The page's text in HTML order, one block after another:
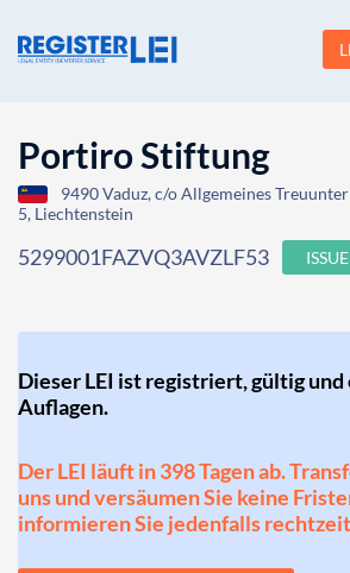
Portiro Stiftung
9490 Vaduz, c/o Allgemeines
5, Liechtenstein
5299001FAZVQ3AVZLF53
Dieser LEI ist registriert, gültig
Auflagen.
Der LEI läuft in 398 Tagen ab.
uns und versäumen Sie keine
informieren Sie jedenfalls